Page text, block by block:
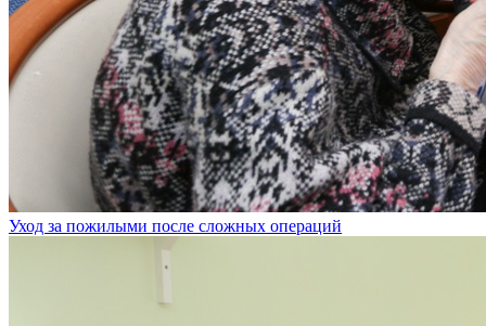
Уход за пожилыми после сложных операций